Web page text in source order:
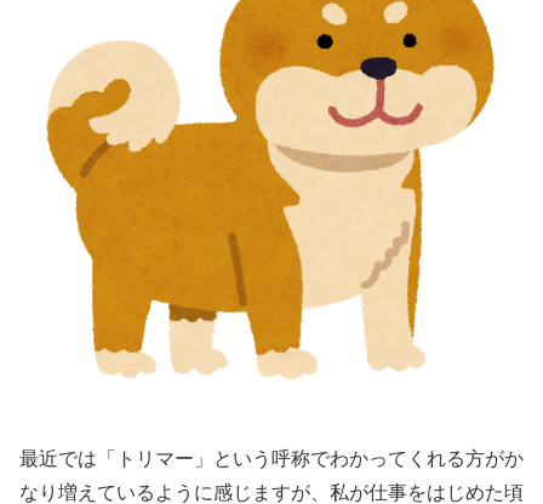
最近では「トリマー」という呼称でわかってくれる方がか
なり増えているように感じますが、私が仕事をはじめた頃